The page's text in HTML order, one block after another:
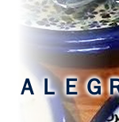
ＡＬＥＧ